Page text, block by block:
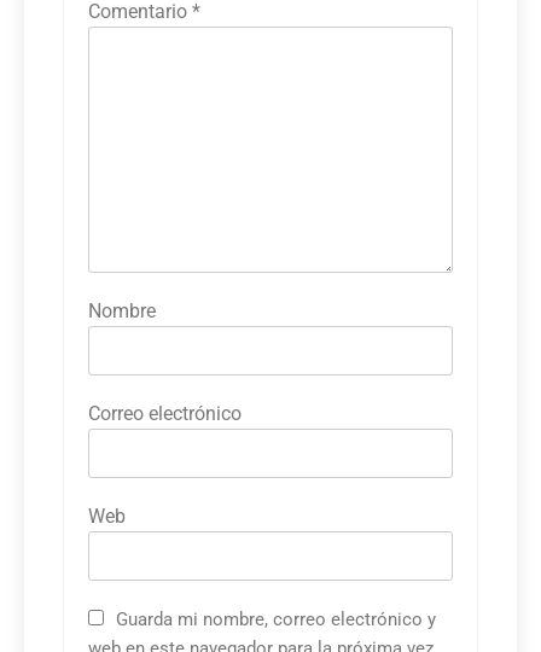
Comentario *
Nombre
Correo electrónico
Web
Guarda mi nombre, correo electrónico y